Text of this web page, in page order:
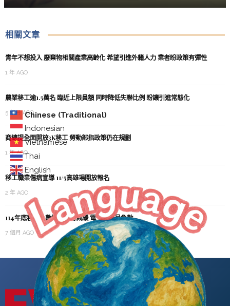
Chinese (Traditional)
Indonesian
Vietnamese
Thai
English
相關文章
青年不想投入 廢棄物相關產業高齡化 希望引進外籍人力 業者盼政策有彈性
1 年 AGO
農業移工逾1.5萬名 臨近上限員額 同時降低失聯比例 盼讓引進常態化
5 個月 AGO
商總提全面開放3K移工 勞動部指政策仍在規劃
1 年 AGO
移工職業傷病宣導 11/5高雄場開放報名
2 年 AGO
114年底移工人數增加趨勢減緩 電子業首見負數
7 個月 AGO